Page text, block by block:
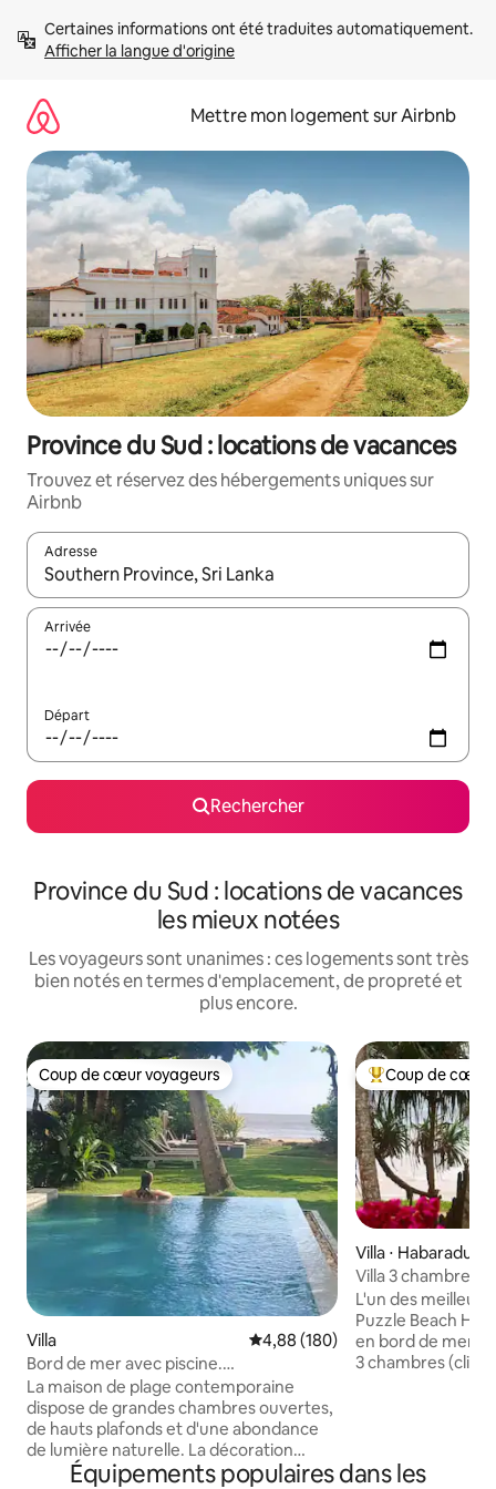
directement
Afficher la langue d'origine
Mettre mon logement sur Airbnb
Province du Sud : locations de vacances
Trouvez et réservez des hébergements uniques sur
Airbnb
Adresse
Lorsque les résultats s'affichent, utilisez les flèches vers le
Arrivée
Départ
Rechercher
Province du Sud : locations de vacances
les mieux notées
Les voyageurs sont unanimes : ces logements sont très
bien notés en termes d'emplacement, de propreté et
plus encore.
Coup de cœur voyageurs
Coup de cœur voyageurs
Villa Évaluation moyenne sur la
4,88 (180)
Bord de mer avec piscine.
Décompressez, détendez-vous,
profitez
La maison de plage contemporaine
dispose de grandes chambres ouvertes,
de hauts plafonds et d'une abondance
de lumière naturelle. La décoration
blanche est accentuée par des couleurs
Coups de cœur
Coup de cœur
Villa ⋅ Habaraduwa
Villa 3 chambres
chef et personnel
L'un des meilleurs
Puzzle Beach
en bord de mer,
3 chambres
exceptionnel et intimité.
Équipements populaires dans les